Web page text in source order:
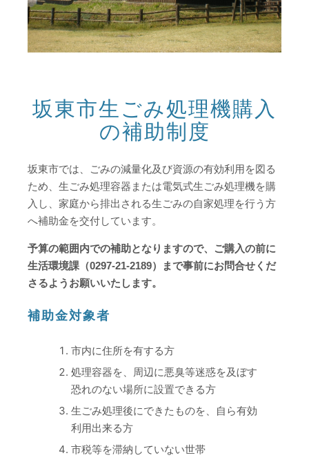
坂東市生ごみ処理機購入
の補助制度
坂東市では、ごみの減量化及び資源の有効利用を図る
ため、生ごみ処理容器または電気式生ごみ処理機を購
入し、家庭から排出される生ごみの自家処理を行う方
へ補助金を交付しています。
予算の範囲内での補助となりますので、ご購入の前に
生活環境課（0297-21-2189）まで事前にお問合せくだ
さるようお願いいたします。
補助金対象者
市内に住所を有する方
処理容器を、周辺に悪臭等迷惑を及ぼす
恐れのない場所に設置できる方
生ごみ処理後にできたものを、自ら有効
利用出来る方
市税等を滞納していない世帯